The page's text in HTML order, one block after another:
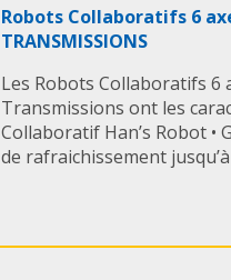
Robots Collaboratifs 6
TRANSMISSIONS
Les Robots Collaboratifs 6
Transmissions ont les
Collaboratif Han’s Robot •
de rafraichissement jusqu’à